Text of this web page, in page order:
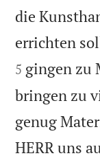
die
errichten
5 gingen zu
bringen zu
genug
HERR uns